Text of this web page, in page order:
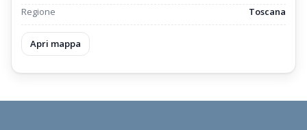
Regione
Toscana
Apri mappa